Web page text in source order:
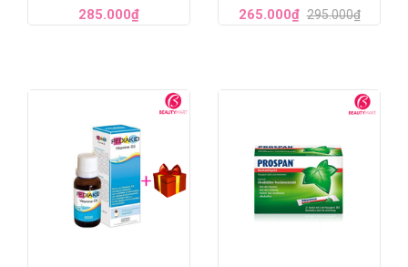
125 ML
285.000₫
GIẤC NGỦ SÂU 125ML
265.000₫ 295.000₫